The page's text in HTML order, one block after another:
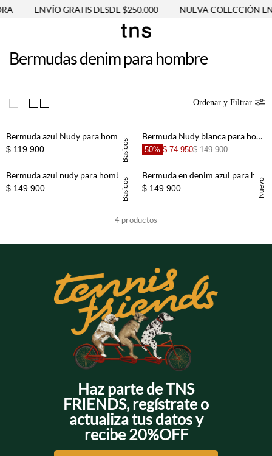
ENVÍO GRATIS DESDE $250.000 NUEVA COLECCIÓN
Bermudas denim para hombre
Ordenar y Filtrar
Basicos
+
Bermuda azul Nudy para hombre
$ 119.900
Bermuda Nudy blanca para hombre
50% $ 74.950$ 149.900
Basicos
+
Bermuda azul nudy para hombre
$ 149.900 Nuevo
Bermuda en denim azul para hombre
$ 149.900
4 productos
Haz parte de TNS
FRIENDS, regístrate o
actualiza tus datos y
recibe 20%OFF